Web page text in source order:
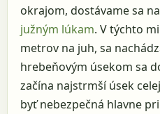
okrajom, dostávame sa
južným lúkam. V týchto
metrov na juh, sa
hrebeňovým úsekom sa
začína najstrmší úsek
byť nebezpečná hlavne